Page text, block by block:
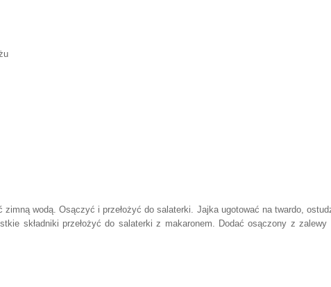
wodą. Osączyć i przełożyć do salaterki. Jajka ugotować na twardo,
składniki przełożyć do salaterki z makaronem. Dodać osączony z zalewy